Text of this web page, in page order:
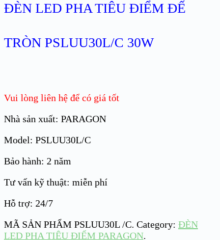
ĐÈN LED PHA TIÊU ĐIỂM ĐẾ
TRÒN PSLUU30L/C 30W
Vui lòng liên hệ để có giá tốt
Nhà sản xuất: PARAGON
Model: PSLUU30L/C
Bảo hành: 2 năm
Tư vấn kỹ thuật: miễn phí
Hỗ trợ: 24/7
MÃ SẢN PHẨM PSLUU30L /C. Category: ĐÈN
LED PHA TIÊU ĐIỂM PARAGON.